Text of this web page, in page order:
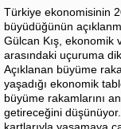
Türkiye ekonomisinin
büyüdüğünün
Gülcan Kış, ekonomik
arasındaki uçuruma
Açıklanan büyüme
yaşadığı ekonomik
büyüme rakamlarını
getireceğini